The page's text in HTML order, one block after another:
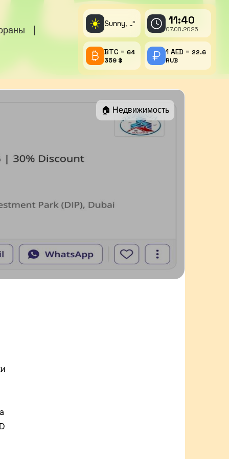
☀️ Sunny, ..° 11:40
07.08.2026
BTC = 64
359 $
1 AED = 22.6
RUB
🏠 Недвижимость